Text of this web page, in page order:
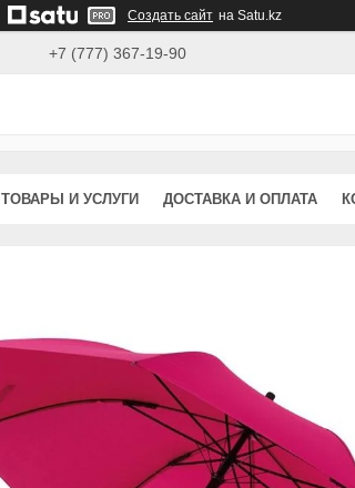
Создать сайт на Satu.kz
+7 (777) 367-19-90
ТОВАРЫ И УСЛУГИ ДОСТАВКА И ОПЛАТА